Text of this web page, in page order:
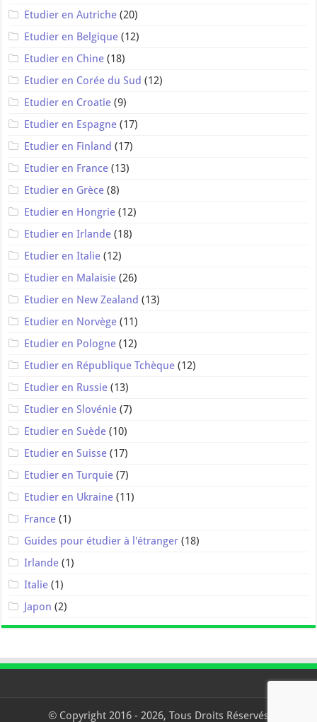
Etudier en Autriche (20)
Etudier en Belgique (12)
Etudier en Chine (18)
Etudier en Corée du Sud (12)
Etudier en Croatie (9)
Etudier en Espagne (17)
Etudier en Finland (17)
Etudier en France (13)
Etudier en Grèce (8)
Etudier en Hongrie (12)
Etudier en Irlande (18)
Etudier en Italie (12)
Etudier en Malaisie (26)
Etudier en New Zealand (13)
Etudier en Norvège (11)
Etudier en Pologne (12)
Etudier en République Tchèque (12)
Etudier en Russie (13)
Etudier en Slovénie (7)
Etudier en Suède (10)
Etudier en Suisse (17)
Etudier en Turquie (7)
Etudier en Ukraine (11)
France (1)
Guides pour étudier à l'étranger (18)
Irlande (1)
Italie (1)
Japon (2)
© Copyright 2016 - 2026, Tous Droits Réservés